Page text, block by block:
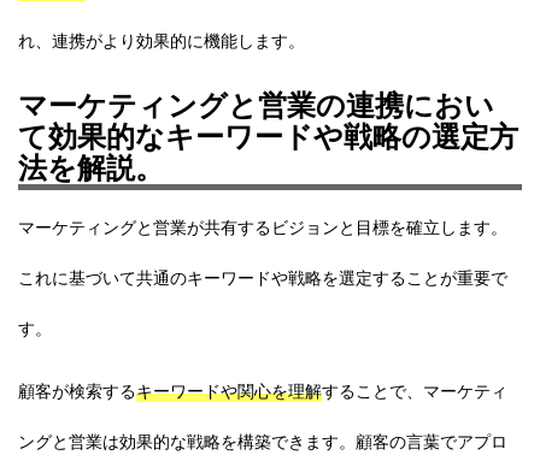
れ、連携がより効果的に機能します。
マーケティングと営業の連携におい
て効果的なキーワードや戦略の選定方
法を解説。
マーケティングと営業が共有するビジョンと目標を確立します。
これに基づいて共通のキーワードや戦略を選定することが重要で
す。
顧客が検索するキーワードや関心を理解することで、マーケティ
ングと営業は効果的な戦略を構築できます。顧客の言葉でアプロ